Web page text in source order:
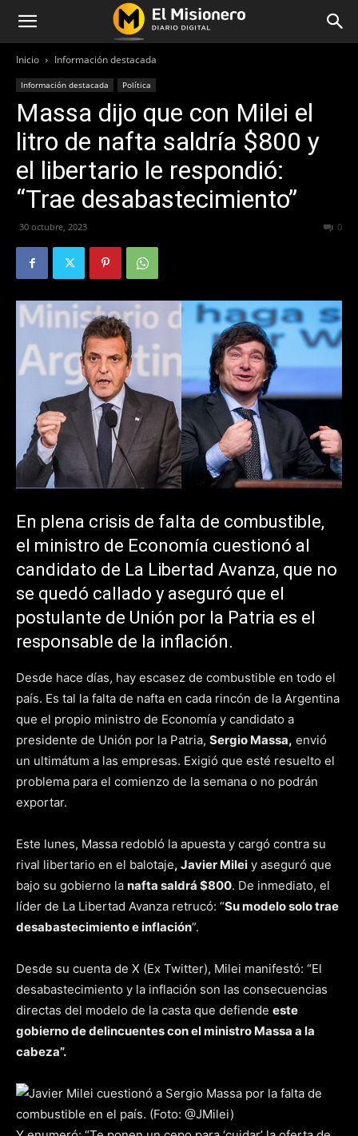
Inicio Información destacada
Información destacada Política
Massa dijo que con Milei el
litro de nafta saldría $800 y
el libertario le respondió:
“Trae desabastecimiento”
30 octubre, 2023 0
En plena crisis de falta de combustible,
el ministro de Economía cuestionó al
candidato de La Libertad Avanza, que no
se quedó callado y aseguró que el
postulante de Unión por la Patria es el
responsable de la inflación.
Desde hace días, hay escasez de combustible en todo el
país. Es tal la falta de nafta en cada rincón de la Argentina
que el propio ministro de Economía y candidato a
presidente de Unión por la Patria, Sergio Massa, envió
un ultimátum a las empresas. Exigió que esté resuelto el
problema para el comienzo de la semana o no podrán
exportar.
Este lunes, Massa redobló la apuesta y cargó contra su
rival libertario en el balotaje, Javier Milei y aseguró que
bajo su gobierno la nafta saldrá $800. De inmediato, el
líder de La Libertad Avanza retrucó: “Su modelo solo trae
desabastecimiento e inflación”.
Desde su cuenta de X (Ex Twitter), Milei manifestó: “El
desabastecimiento y la inflación son las consecuencias
directas del modelo de la casta que defiende este
gobierno de delincuentes con el ministro Massa a la
cabeza”.